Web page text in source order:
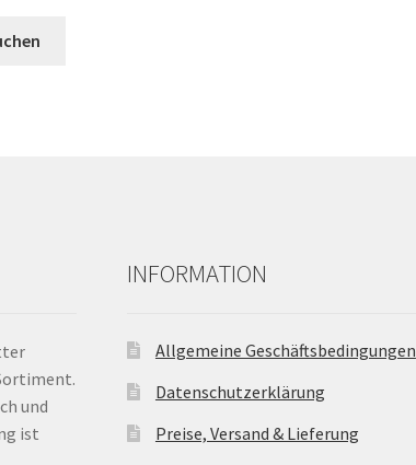
und
ist
INFORMATION
Allgemeine Geschäftsbedingungen
Datenschutzerklärung
Preise, Versand & Lieferung